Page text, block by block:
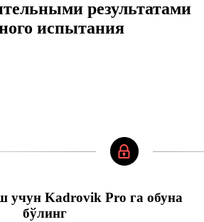
результатами
испытания
учун Kadrovik Pro га обуна
бўлинг